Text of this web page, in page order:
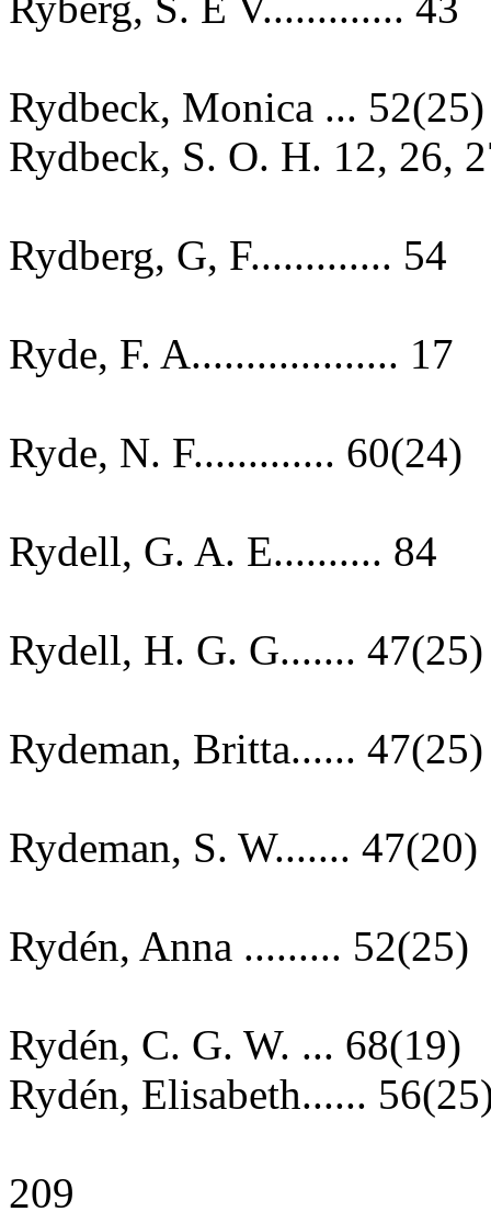
Rydbeck, Monica ... 52(25)
Rydbeck, S. O. H. 12, 26,
Rydberg, G, F............. 54
Ryde, F. A................... 17
Ryde, N. F............. 60(24)
Rydell, G. A. E.......... 84
Rydell, H. G. G....... 47(25)
Rydeman, Britta...... 47(25)
Rydeman, S. W....... 47(20)
Rydén, Anna ......... 52(25)
Rydén, C. G. W. ... 68(19)
Rydén, Elisabeth......
209